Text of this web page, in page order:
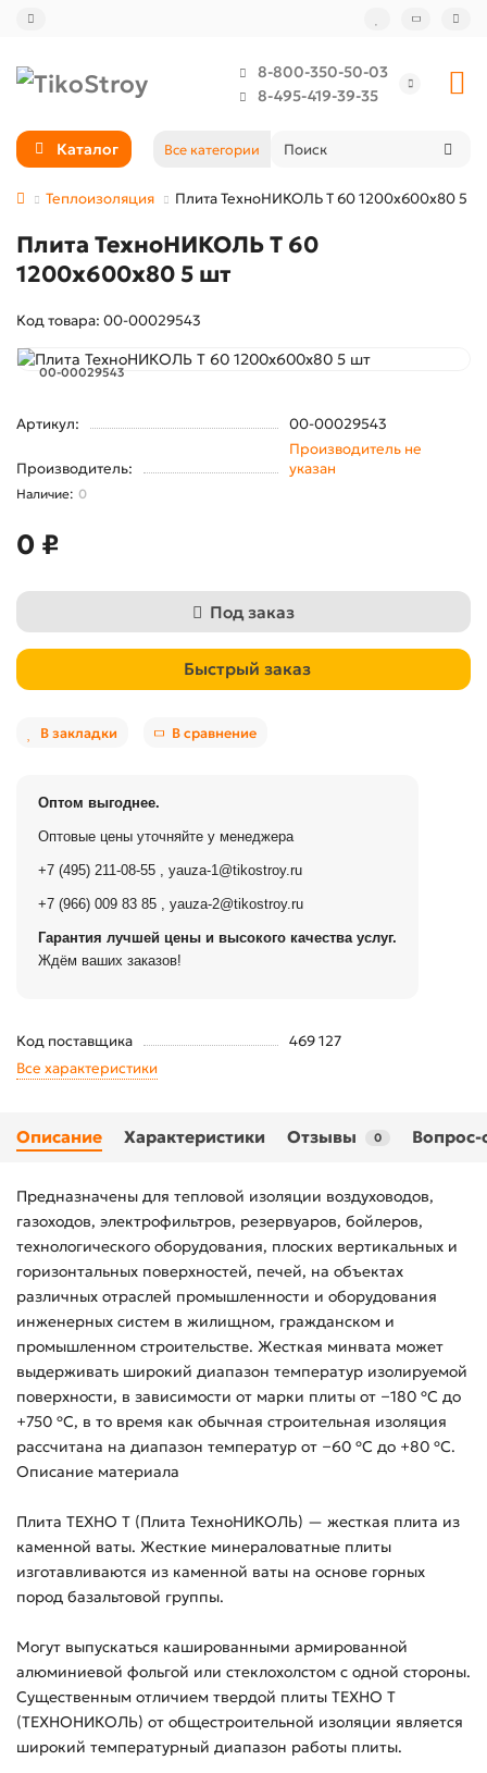
8-800-350-50-03
8-495-419-39-35
Каталог Все категории
Теплоизоляция Плита ТехноНИКОЛЬ Т 60 1200х600х80 5
Плита ТехноНИКОЛЬ Т 60
1200х600х80 5 шт
Код товара: 00-00029543
00-00029543
Артикул: 00-00029543
Производитель:
Производитель не
указан
0
0 ₽
Под заказ
Быстрый заказ
В закладки В сравнение
Оптом выгоднее.
Оптовые цены уточняйте у менеджера
+7 (495) 211-08-55 , yauza-1@tikostroy.ru
+7 (966) 009 83 85 , yauza-2@tikostroy.ru
Гарантия лучшей цены и высокого качества услуг.
Ждём ваших заказов!
Код поставщика
469 127
Все характеристики
Описание Характеристики Отзывы 0 Вопрос-
Предназначены для тепловой изоляции воздуховодов,
газоходов, электрофильтров, резервуаров, бойлеров,
технологического оборудования, плоских вертикальных и
горизонтальных поверхностей, печей, на объектах
различных отраслей промышленности и оборудования
инженерных систем в жилищном, гражданском и
промышленном строительстве. Жесткая минвата может
выдерживать широкий диапазон температур изолируемой
поверхности, в зависимости от марки плиты от −180 ºС до
+750 ºС, в то время как обычная строительная изоляция
рассчитана на диапазон температур от −60 ºС до +80 ºС.
Описание материала
Плита ТЕХНО Т (Плита ТехноНИКОЛЬ) — жесткая плита из
каменной ваты. Жесткие минераловатные плиты
изготавливаются из каменной ваты на основе горных
пород базальтовой группы.
Могут выпускаться кашированными армированной
алюминиевой фольгой или стеклохолстом с одной стороны.
Существенным отличием твердой плиты ТЕХНО Т
(ТЕХНОНИКОЛЬ) от общестроительной изоляции является
широкий температурный диапазон работы плиты.